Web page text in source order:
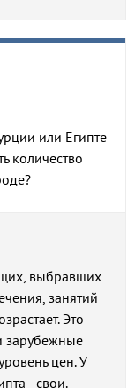
или Египте
количество
выбравших
занятий
Это
зарубежные
цен. У
- свои.